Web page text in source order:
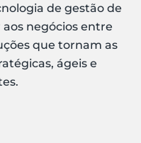
de gestão de
negócios entre
que tornam as
ágeis e